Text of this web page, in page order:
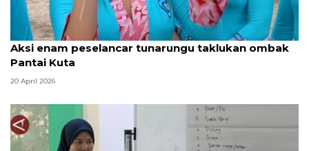
Aksi enam peselancar tunarungu taklukan ombak
Pantai Kuta
20 April 2026